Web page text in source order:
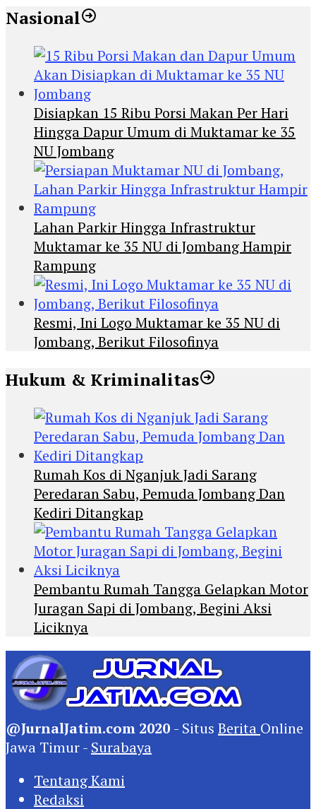
Nasional
Disiapkan 15 Ribu Porsi Makan Per Hari
Hingga Dapur Umum di Muktamar ke 35
NU Jombang
Lahan Parkir Hingga Infrastruktur
Muktamar ke 35 NU di Jombang Hampir
Rampung
Resmi, Ini Logo Muktamar ke 35 NU di
Jombang, Berikut Filosofinya
Hukum & Kriminalitas
Rumah Kos di Nganjuk Jadi Sarang
Peredaran Sabu, Pemuda Jombang Dan
Kediri Ditangkap
Pembantu Rumah Tangga Gelapkan Motor
Juragan Sapi di Jombang, Begini Aksi
Liciknya
@JurnalJatim.com 2020 - Situs Berita Online
Jawa Timur - Surabaya
Tentang Kami
Redaksi